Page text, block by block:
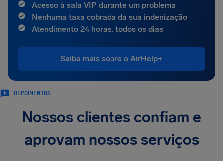
Acesso à sala VIP durante um problema
Nenhuma taxa cobrada da sua indenização
Atendimento 24 horas, todos os dias
Saiba mais sobre o AirHelp+
DEPOIMENTOS
Nossos clientes confiam e
aprovam nossos serviços